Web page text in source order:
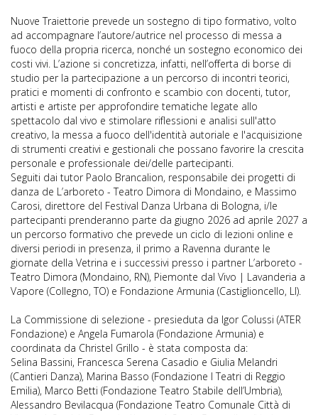
Nuove Traiettorie prevede un sostegno di tipo formativo, volto
ad accompagnare l’autore/autrice nel processo di messa a
fuoco della propria ricerca, nonché un sostegno economico dei
costi vivi. L’azione si concretizza, infatti, nell’offerta di borse di
studio per la partecipazione a un percorso di incontri teorici,
pratici e momenti di confronto e scambio con docenti, tutor,
artisti e artiste per approfondire tematiche legate allo
spettacolo dal vivo e stimolare riflessioni e analisi sull'atto
creativo, la messa a fuoco dell'identità autoriale e l'acquisizione
di strumenti creativi e gestionali che possano favorire la crescita
personale e professionale dei/delle partecipanti.
Seguiti dai tutor Paolo Brancalion, responsabile dei progetti di
danza de L’arboreto - Teatro Dimora di Mondaino, e Massimo
Carosi, direttore del Festival Danza Urbana di Bologna, i/le
partecipanti prenderanno parte da giugno 2026 ad aprile 2027 a
un percorso formativo che prevede un ciclo di lezioni online e
diversi periodi in presenza, il primo a Ravenna durante le
giornate della Vetrina e i successivi presso i partner L’arboreto -
Teatro Dimora (Mondaino, RN), Piemonte dal Vivo | Lavanderia a
Vapore (Collegno, TO) e Fondazione Armunia (Castiglioncello, LI).
La Commissione di selezione - presieduta da Igor Colussi (ATER
Fondazione) e Angela Fumarola (Fondazione Armunia) e
coordinata da Christel Grillo - è stata composta da:
Selina Bassini, Francesca Serena Casadio e Giulia Melandri
(Cantieri Danza), Marina Basso (Fondazione I Teatri di Reggio
Emilia), Marco Betti (Fondazione Teatro Stabile dell’Umbria),
Alessandro Bevilacqua (Fondazione Teatro Comunale Città di